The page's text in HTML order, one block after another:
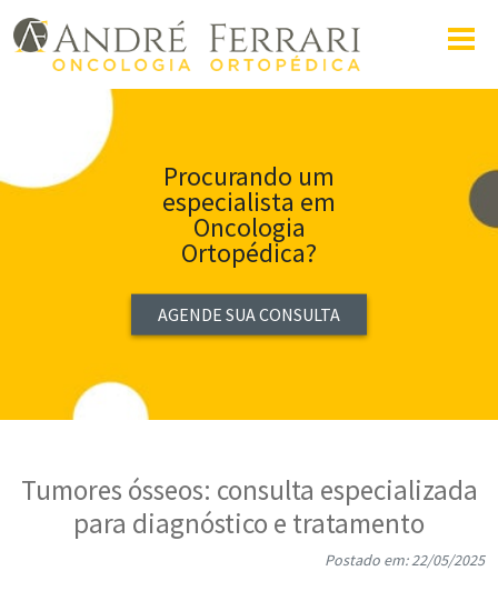
Procurando um
especialista em
Oncologia
Ortopédica?
AGENDE SUA CONSULTA
Tumores ósseos: consulta especializada
para diagnóstico e tratamento
Postado em: 22/05/2025